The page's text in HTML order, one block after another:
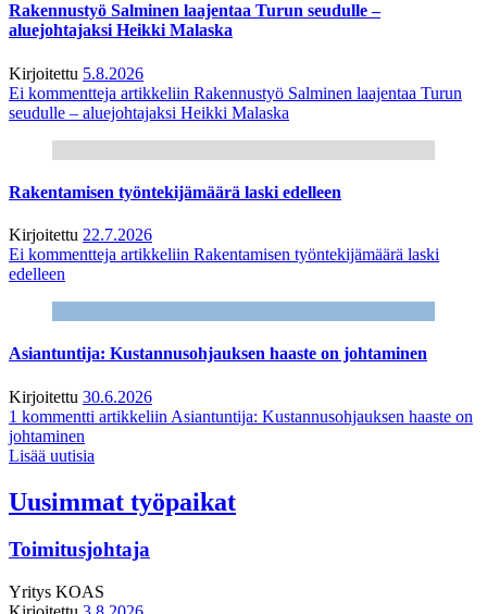
Rakennustyö Salminen laajentaa Turun seudulle –
aluejohtajaksi Heikki Malaska
Kirjoitettu 5.8.2026
Ei kommentteja artikkeliin Rakennustyö Salminen laajentaa Turun
seudulle – aluejohtajaksi Heikki Malaska
Rakentamisen työntekijämäärä laski edelleen
Kirjoitettu 22.7.2026
Ei kommentteja artikkeliin Rakentamisen työntekijämäärä laski
edelleen
Asiantuntija: Kustannusohjauksen haaste on johtaminen
Kirjoitettu 30.6.2026
1 kommentti artikkeliin Asiantuntija: Kustannusohjauksen haaste on
johtaminen
Lisää uutisia
Uusimmat työpaikat
Toimitusjohtaja
Yritys KOAS